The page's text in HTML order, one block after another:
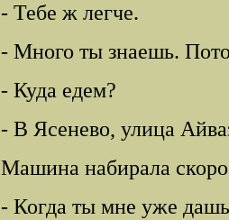
- Тебе ж легче.
- Много ты знаешь.
- Куда едем?
- В Ясенево, улица
Машина набирала
- Когда ты мне уже